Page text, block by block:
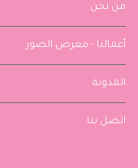
من نحن
أعمالنا - معرض الصور
المدونة
اتصل بنا